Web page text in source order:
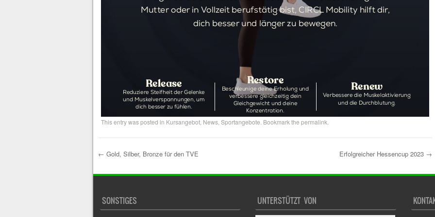
This entry was posted in Kursangebot, News, Sportangebote . Bookmark the permalink
Post navigation
← Gold, Silber, Bronze für den TVE Erfolgreicher Hessencup 2023 →
SONSTIGES UNTERSTÜTZT VON